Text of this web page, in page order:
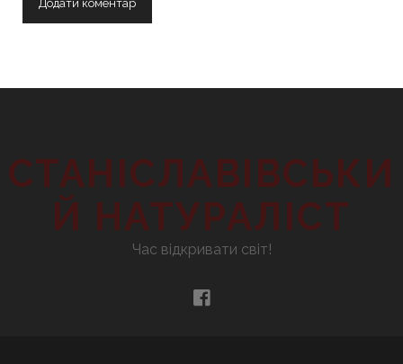
СТАНІСЛАВІВСЬКИ
Й НАТУРАЛІСТ
Час відкривати світ!
facebook